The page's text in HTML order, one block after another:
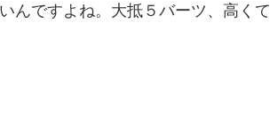
んですよね。大抵５バーツ、高くて